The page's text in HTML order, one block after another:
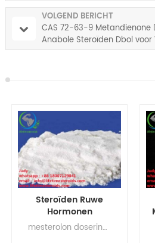
VOLGEND BERICHT
CAS 72-63-9 Metandienone
Anabole Steroïden Dbol voor
Steroïdenhormoon
Mesterolone Proviron
Anabole Steroid CAS
mesterolon, mesterolon halfwaardetijd, mesterolon gebruikt, mesterolon alternatief, voordelen van mesterolon, bayer mesterolon, mesterolon voor spieropbouw